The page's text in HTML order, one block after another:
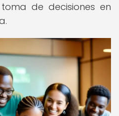
de decisiones en